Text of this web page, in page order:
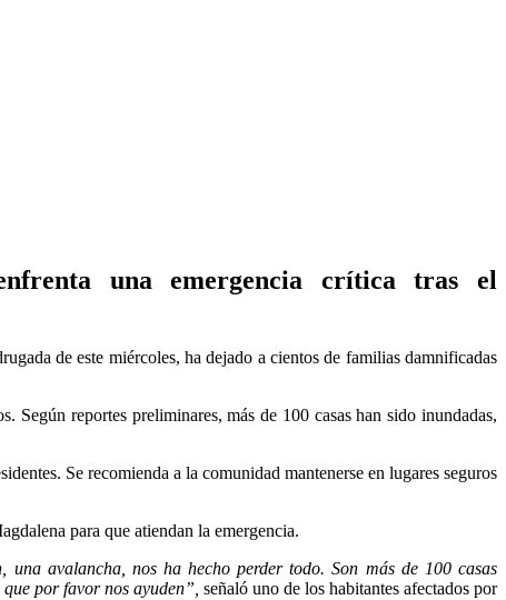
una emergencia crítica tras el
de este miércoles, ha dejado a cientos de familias damnificadas
reportes preliminares, más de 100 casas han sido inundadas,
Se recomienda a la comunidad mantenerse en lugares seguros
para que atiendan la emergencia.
avalancha, nos ha hecho perder todo. Son más de 100 casas
por favor nos ayuden”, señaló uno de los habitantes afectados por